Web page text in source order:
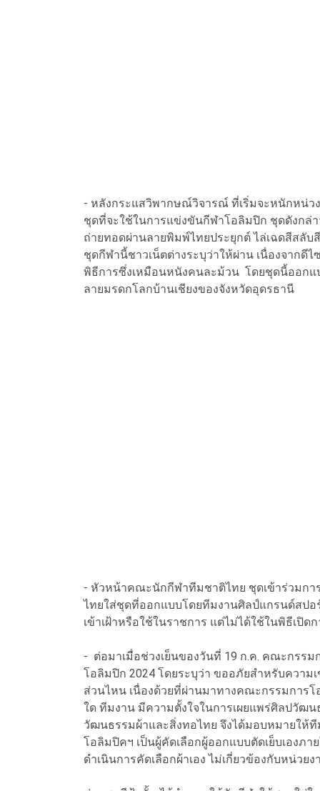
- หลังกระแสวิพากษณ์วิจารณ์ ที่เริ่มจะหนักหน่ว
ชุดที่จะใช้ในการแข่งขันกีฬาโอลิมปิก ชุดดังกล่า
ถ่ายทอดผ่านลายพิมพ์ไทยประยุกต์ ไล่เฉดสีสลับ
ชุดกีฬานี้ชาวเน็ตต่างระบุว่าให้ผ่าน เนื่องจาก
พิธีการซึ่งเหมือนหนังคนละม้วน โดยชุดนี้ออก
ลายมรดกโลกบ้านเชียงของจังหวัดอุดรธานี
- หัวหน้าคณะนักกีฬาทีมชาติไทย ชุดเข้าร่วมกา
ไทยใส่ชุดที่ออกแบบโดยทีมงานศิลป์แกรนด์สปอ
เข้าเฝ้าหรือใช้ในราชการ แต่ไม่ได้ใช้ในพิธีเปิ
- ต่อมาเมื่อช่วงเย็นของวันที่ 19 ก.ค. คณะกรร
โอลิมปิก 2024 โดยระบุว่า ขออภัยสำหรับความ
ส่วนไหน เนื่องด้วยที่ผ่านมาทางคณะกรรมการ
ใด ทีมงาน มีความตั้งใจในการเผยแพร่ศิลปวัฒ
วัฒนธรรมผ้าและสิ่งทอไทย จึงได้มอบหมายให้
โอลิมปิคฯ เป็นผู้คัดเลือกผู้ออกแบบตัดเย็บเอง
ดำเนินการคัดเลือกผ้าเอง ไม่เกี่ยวข้องกับหน่วยง